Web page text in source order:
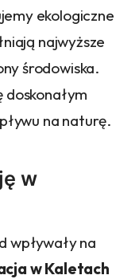
ekologiczne
najwyższe
środowiska.
doskonałym
na naturę.
w
wpływały na
w Kaletach